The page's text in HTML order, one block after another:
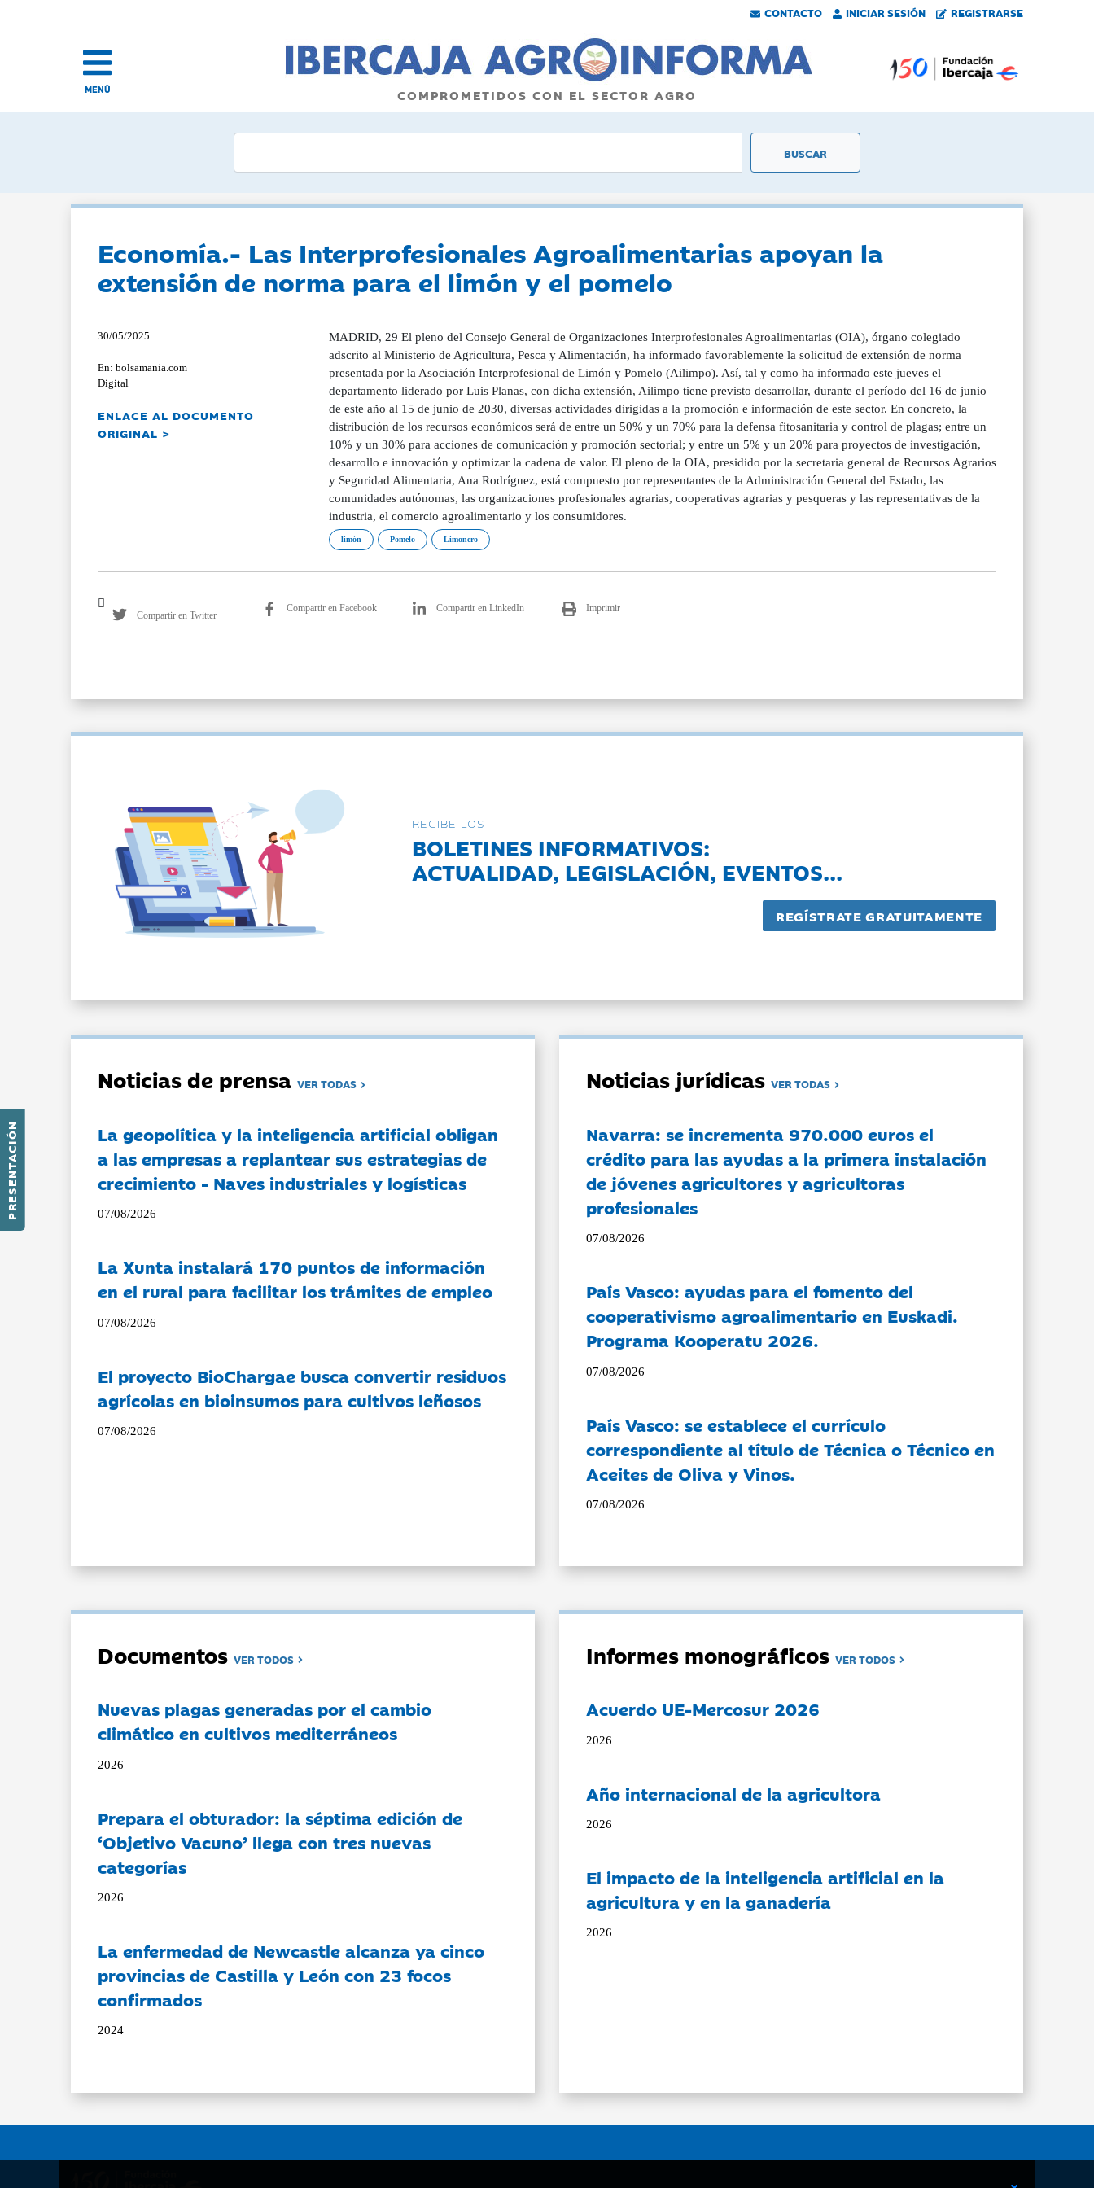
CONTACTO INICIAR SESIÓN REGISTRARSE
PRESENTACIÓN
MENÚ COMPROMETIDOS CON EL SECTOR AGRO
Economía.- Las Interprofesionales Agroalimentarias apoyan la
extensión de norma para el limón y el pomelo
30/05/2025
En: bolsamania.com
Digital
ENLACE AL DOCUMENTO
ORIGINAL >
MADRID, 29 El pleno del Consejo General de Organizaciones Interprofesionales Agroalimentarias (OIA), órgano colegiado
adscrito al Ministerio de Agricultura, Pesca y Alimentación, ha informado favorablemente la solicitud de extensión de norma
presentada por la Asociación Interprofesional de Limón y Pomelo (Ailimpo). Así, tal y como ha informado este jueves el
departamento liderado por Luis Planas, con dicha extensión, Ailimpo tiene previsto desarrollar, durante el período del 16 de junio
de este año al 15 de junio de 2030, diversas actividades dirigidas a la promoción e información de este sector. En concreto, la
distribución de los recursos económicos será de entre un 50% y un 70% para la defensa fitosanitaria y control de plagas; entre un
10% y un 30% para acciones de comunicación y promoción sectorial; y entre un 5% y un 20% para proyectos de investigación,
desarrollo e innovación y optimizar la cadena de valor. El pleno de la OIA, presidido por la secretaria general de Recursos Agrarios
y Seguridad Alimentaria, Ana Rodríguez, está compuesto por representantes de la Administración General del Estado, las
comunidades autónomas, las organizaciones profesionales agrarias, cooperativas agrarias y pesqueras y las representativas de la
industria, el comercio agroalimentario y los consumidores.
limón Pomelo Limonero
Compartir en Twitter
Compartir en Facebook Compartir en LinkedIn Imprimir
RECIBE LOS
BOLETINES INFORMATIVOS:
ACTUALIDAD, LEGISLACIÓN, EVENTOS...
Noticias de prensaVER TODAS
La geopolítica y la inteligencia artificial obligan
a las empresas a replantear sus estrategias de
crecimiento - Naves industriales y logísticas
07/08/2026
La Xunta instalará 170 puntos de información
en el rural para facilitar los trámites de empleo
07/08/2026
El proyecto BioChargae busca convertir residuos
agrícolas en bioinsumos para cultivos leñosos
07/08/2026
Noticias jurídicasVER TODAS
Navarra: se incrementa 970.000 euros el
crédito para las ayudas a la primera instalación
de jóvenes agricultores y agricultoras
profesionales
07/08/2026
País Vasco: ayudas para el fomento del
cooperativismo agroalimentario en Euskadi.
Programa Kooperatu 2026.
07/08/2026
País Vasco: se establece el currículo
correspondiente al título de Técnica o Técnico en
Aceites de Oliva y Vinos.
07/08/2026
DocumentosVER TODOS
Nuevas plagas generadas por el cambio
climático en cultivos mediterráneos
2026
Prepara el obturador: la séptima edición de
‘Objetivo Vacuno’ llega con tres nuevas
categorías
2026
La enfermedad de Newcastle alcanza ya cinco
provincias de Castilla y León con 23 focos
confirmados
2024
Informes monográficosVER TODOS
Acuerdo UE-Mercosur 2026
2026
Año internacional de la agricultora
2026
El impacto de la inteligencia artificial en la
agricultura y en la ganadería
2026